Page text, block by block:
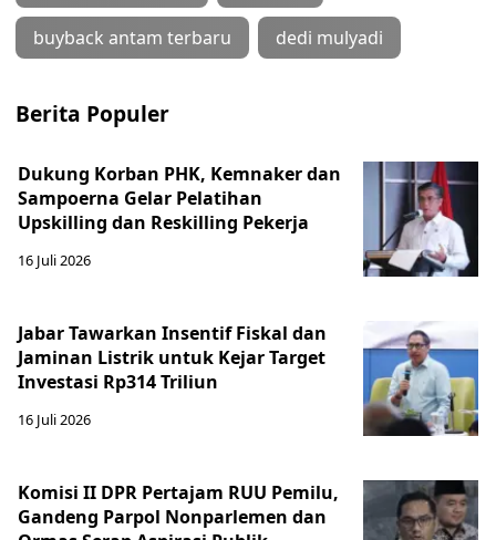
buyback antam terbaru dedi mulyadi
Berita Populer
Dukung Korban PHK, Kemnaker dan
Sampoerna Gelar Pelatihan
Upskilling dan Reskilling Pekerja
16 Juli 2026
Jabar Tawarkan Insentif Fiskal dan
Jaminan Listrik untuk Kejar Target
Investasi Rp314 Triliun
16 Juli 2026
Komisi II DPR Pertajam RUU Pemilu,
Gandeng Parpol Nonparlemen dan